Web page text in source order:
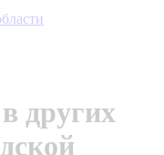
других